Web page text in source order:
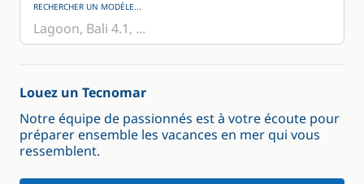
RECHERCHER UN MODÈLE...
Louez un Tecnomar
Notre équipe de passionnés est à votre écoute pour
préparer ensemble les vacances en mer qui vous
ressemblent.